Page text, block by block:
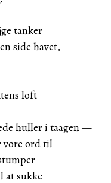
tanker
side havet,
loft
huller i taagen —
vore ord til
at sukke